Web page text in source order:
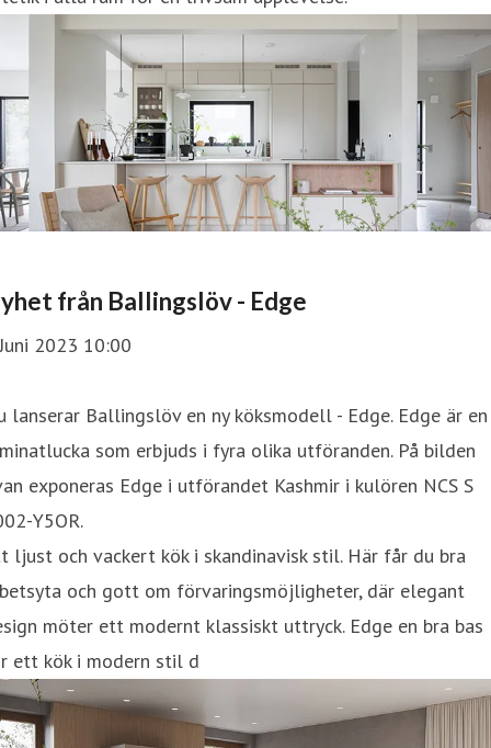
från Ballingslöv - Edge
2023 10:00
lanserar Ballingslöv en ny köksmodell - Edge. Edge är en
som erbjuds i fyra olika utföranden. På bilden
exponeras Edge i utförandet Kashmir i kulören NCS S
Y5OR.
ljust och vackert kök i skandinavisk stil. Här får du bra
och gott om förvaringsmöjligheter, där elegant
möter ett modernt klassiskt uttryck. Edge en bra bas
ett kök i modern stil d